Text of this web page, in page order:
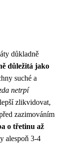
důkladně
důležitá jako
suché a
netrpí
zlikvidovat,
zazimováním
o třetinu až
alespoň 3-4